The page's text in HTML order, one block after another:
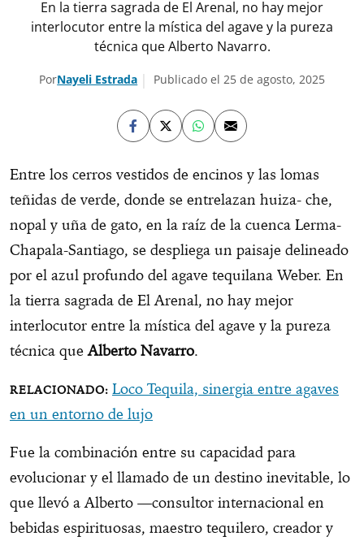
En la tierra sagrada de El Arenal, no hay mejor
interlocutor entre la mística del agave y la pureza
técnica que Alberto Navarro.
PorNayeli Estrada Publicado el 25 de agosto, 2025
Entre los cerros vestidos de encinos y las lomas
teñidas de verde, donde se entrelazan huiza- che,
nopal y uña de gato, en la raíz de la cuenca Lerma-
Chapala-Santiago, se despliega un paisaje delineado
por el azul profundo del agave tequilana Weber. En
la tierra sagrada de El Arenal, no hay mejor
interlocutor entre la mística del agave y la pureza
técnica queAlberto Navarro.
Loco Tequila, sinergia entre agaves
en un entorno de lujo
Fue la combinación entre su capacidad para
evolucionar y el llamado de un destino inevitable, lo
que llevó a Alberto —consultor internacional en
bebidas espirituosas, maestro tequilero, creador y